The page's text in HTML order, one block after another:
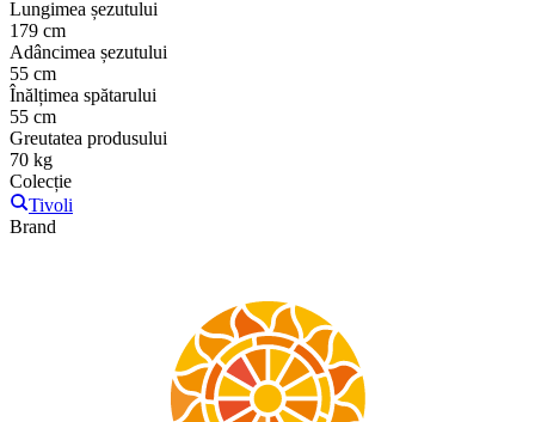
Lungimea șezutului
179 cm
Adâncimea șezutului
55 cm
Înălțimea spătarului
55 cm
Greutatea produsului
70 kg
Colecție
Tivoli
Brand